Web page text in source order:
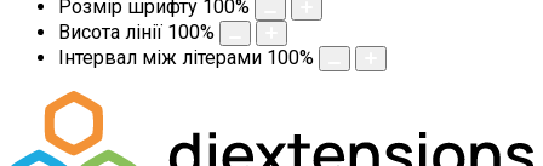
Розмір шрифту 100%
Висота лінії 100%
Інтервал між літерами 100%